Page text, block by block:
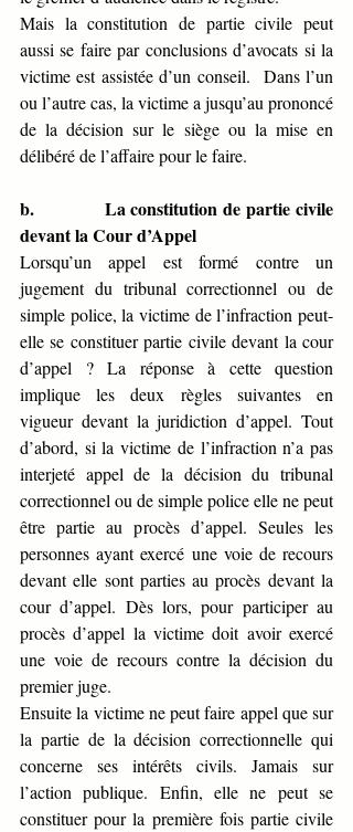
Mais la constitution de partie civile peut
aussi se faire par conclusions d’avocats si la
victime est assistée d’un conseil.  Dans l’un
ou l’autre cas, la victime a jusqu’au prononcé
de la décision sur le siège ou la mise en
délibéré de l’affaire pour le faire.
b. La constitution de partie civile
devant la Cour d’Appel
Lorsqu’un appel est formé contre un
jugement du tribunal correctionnel ou de
simple police, la victime de l’infraction peut-
elle se constituer partie civile devant la cour
d’appel ? La réponse à cette question
implique les deux règles suivantes en
vigueur devant la juridiction d’appel. Tout
d’abord, si la victime de l’infraction n’a pas
interjeté appel de la décision du tribunal
correctionnel ou de simple police elle ne peut
être partie au procès d’appel. Seules les
personnes ayant exercé une voie de recours
devant elle sont parties au procès devant la
cour d’appel. Dès lors, pour participer au
procès d’appel la victime doit avoir exercé
une voie de recours contre la décision du
premier juge.
Ensuite la victime ne peut faire appel que sur
la partie de la décision correctionnelle qui
concerne ses intérêts civils. Jamais sur
l’action publique. Enfin, elle ne peut se
constituer pour la première fois partie civile